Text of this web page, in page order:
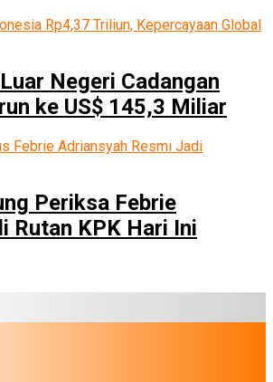
Negeri Cadangan
ke US$ 145,3 Miliar
Periksa Febrie
Rutan KPK Hari Ini